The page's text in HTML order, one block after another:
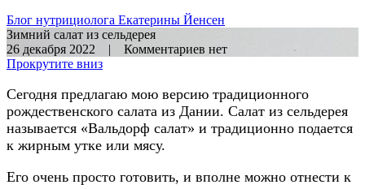
Блог нутрициолога Екатерины Йенсен
Зимний салат из сельдерея
26 декабря 2022 | Комментариев нет
Прокрутите вниз
Сегодня предлагаю мою версию традиционного
рождественского салата из Дании. Салат из сельдерея
называется «Вальдорф салат» и традиционно подается
к жирным утке или мясу.
Его очень просто готовить, и вполне можно отнести к